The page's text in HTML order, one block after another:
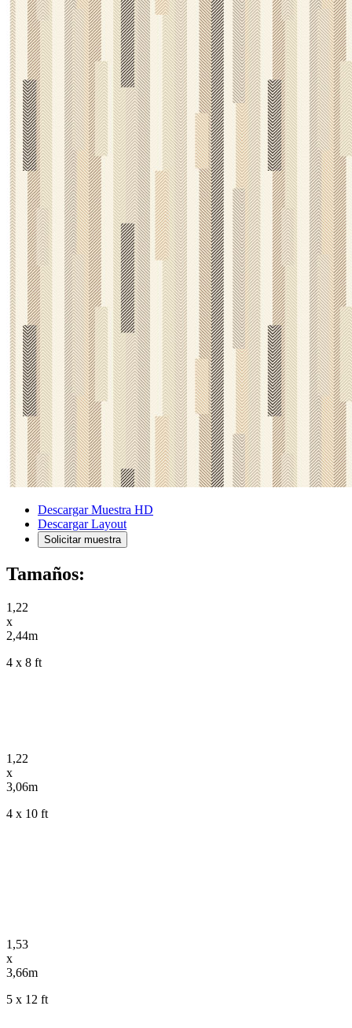
Descargar Muestra HD
Descargar Layout
Solicitar muestra
Tamaños:
1,22
x
2,44m
4 x 8 ft
1,22
x
3,06m
4 x 10 ft
1,53
x
3,66m
5 x 12 ft